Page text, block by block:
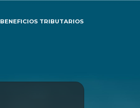
BENEFICIOS TRIBUTARIOS